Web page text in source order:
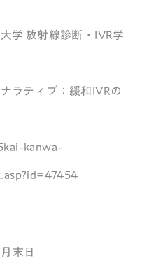
射線診断・IVR学
ラティブ：緩和IVRの
kanwa-
末日